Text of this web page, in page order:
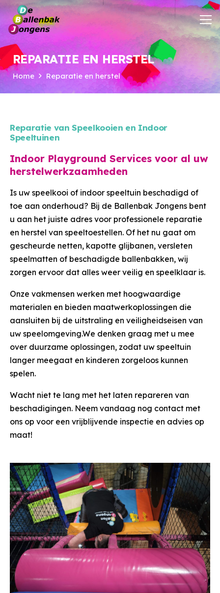
REPARATIE EN HERSTEL
Home Reparatie en herstel
Reparatie van Speelkooien en Indoor
Speeltuinen
Indoor Playground Services voor al uw
herstelwerkzaamheden
Is uw speelkooi of indoor speeltuin beschadigd of
toe aan onderhoud? Bij de Ballenbak Jongens bent
u aan het juiste adres voor professionele reparatie
en herstel van speeltoestellen. Of het nu gaat om
gescheurde netten, kapotte glijbanen, versleten
speelmatten of beschadigde ballenbakken, wij
zorgen ervoor dat alles weer veilig en speelklaar is.
Onze vakmensen werken met hoogwaardige
materialen en bieden maatwerkoplossingen die
aansluiten bij de uitstraling en veiligheidseisen van
uw speelomgeving.We denken graag met u mee
over duurzame oplossingen, zodat uw speeltuin
langer meegaat en kinderen zorgeloos kunnen
spelen.
Wacht niet te lang met het laten repareren van
beschadigingen. Neem vandaag nog contact met
ons op voor een vrijblijvende inspectie en advies op
maat!